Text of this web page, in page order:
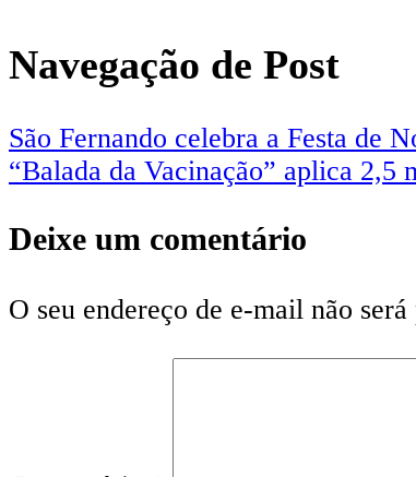
Navegação de Post
São Fernando celebra a Festa de
“Balada da Vacinação” aplica 2,5
Deixe um comentário
O seu endereço de e-mail não